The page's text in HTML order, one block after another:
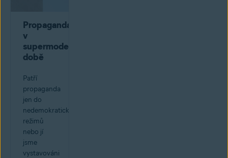
Propaganda
v
supermoderní
době
Patří
propaganda
jen do
nedemokratických
režimů
nebo jí
jsme
vystavováni